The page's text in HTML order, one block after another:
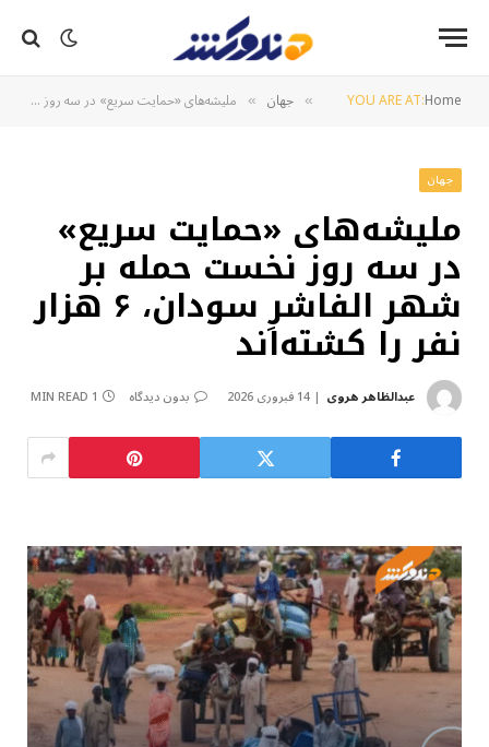
YOU ARE AT:Home
» جهان » ملیشه‌های «حمایت سریع» در سه روز نخست حمله بر شهر الفاشرِ سودان، ۶ هزار نفر را کشته‌اند
جهان
ملیشه‌های «حمایت سریع»
در سه روز نخست حمله بر
شهر الفاشرِ سودان، ۶ هزار
نفر را کشته‌اند
عبدالظاهر هروی 14 فبروری 2026 بدون دیدگاه 1 MIN READ